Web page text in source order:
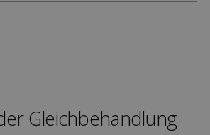
Gleich­behandlung